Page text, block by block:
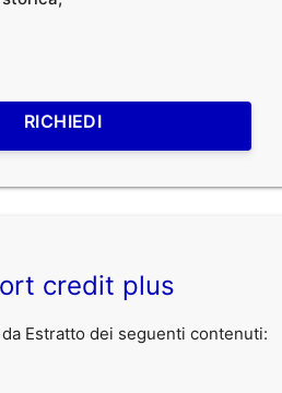
RICHIEDI
credit plus
Estratto dei seguenti contenuti: